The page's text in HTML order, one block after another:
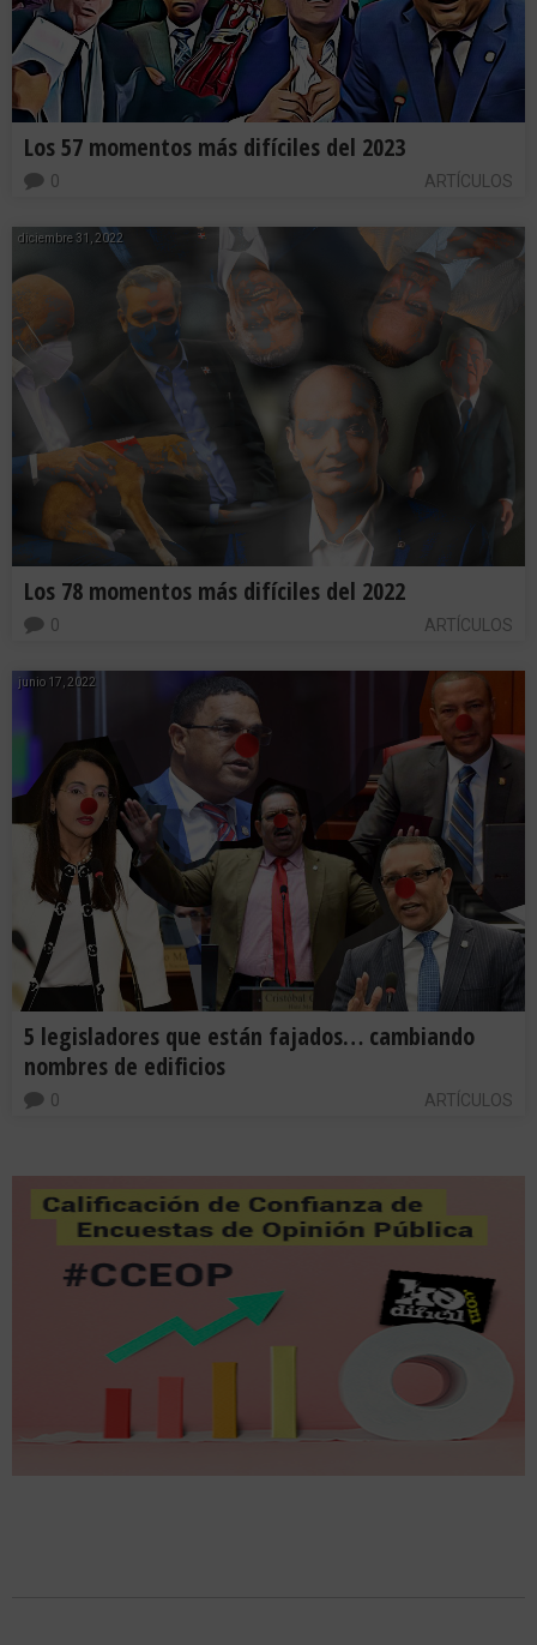
Los 57 momentos más difíciles del 2023
ARTÍCULOS
0
diciembre 31, 2022
Los 78 momentos más difíciles del 2022
ARTÍCULOS
0
junio 17, 2022
5 legisladores que están fajados… cambiando
nombres de edificios
ARTÍCULOS
0